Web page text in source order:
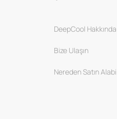
DeepCool Hakkında
Bize Ulaşın
Nereden Satın